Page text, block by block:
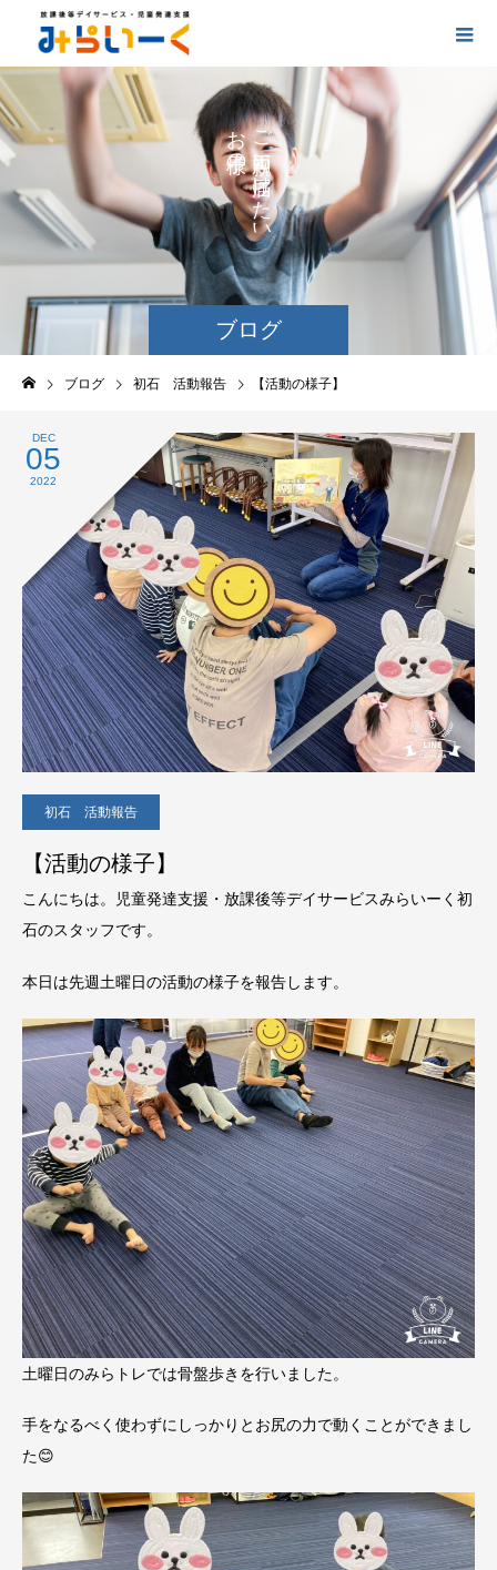
ブログ
ご
に
け
た
い
お
の
の
ブログ 初石 活動報告 【活動の様子】
DEC
05
2022
初石 活動報告
【活動の様子】
こんにちは。児童発達支援・放課後等デイサービスみらいーく初
石のスタッフです。
本日は先週土曜日の活動の様子を報告します。
土曜日のみらトレでは骨盤歩きを行いました。
手をなるべく使わずにしっかりとお尻の力で動くことができまし
た😊